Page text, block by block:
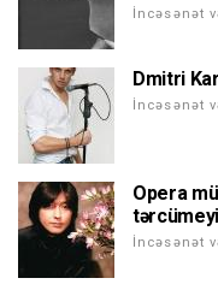
İncəsənət
Dmitri
İncəsənət
Opera
İncəsənət